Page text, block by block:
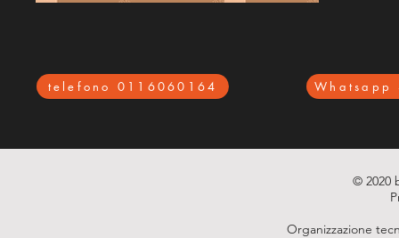
telefono 0116060164 Whatsapp
© 2020
Organizzazione